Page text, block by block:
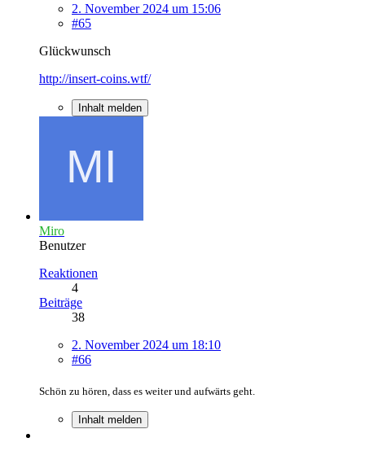
2. November 2024 um 15:06
#65
Glückwunsch
http://insert-coins.wtf/
Inhalt melden
Miro
Benutzer
Reaktionen
4
Beiträge
38
2. November 2024 um 18:10
#66
Schön zu hören, dass es weiter und aufwärts geht.
Inhalt melden